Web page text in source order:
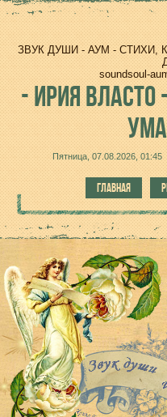
ЗВУК ДУШИ - АУМ -
soundsoul-
-ИРИЯ ВЛАСТО
Пятница, 07.08.2026, 01:45
ГЛАВНАЯ